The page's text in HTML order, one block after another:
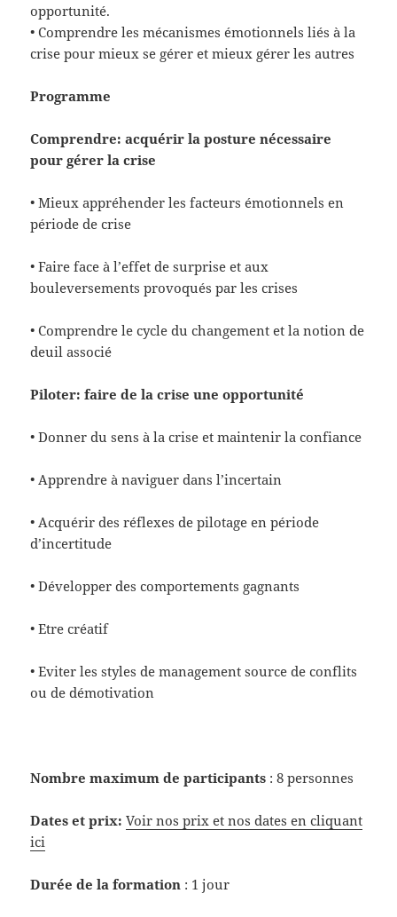
opportunité.
• Comprendre les mécanismes émotionnels liés à la
crise pour mieux se gérer et mieux gérer les autres
Programme
Comprendre: acquérir la posture nécessaire
pour gérer la crise
• Mieux appréhender les facteurs émotionnels en
période de crise
• Faire face à l’effet de surprise et aux
bouleversements provoqués par les crises
• Comprendre le cycle du changement et la notion de
deuil associé
Piloter: faire de la crise une opportunité
• Donner du sens à la crise et maintenir la confiance
• Apprendre à naviguer dans l’incertain
• Acquérir des réflexes de pilotage en période
d’incertitude
• Développer des comportements gagnants
• Etre créatif
• Eviter les styles de management source de conflits
ou de démotivation
Nombre maximum de participants : 8 personnes
Dates et prix:Voir nos prix et nos dates en cliquant
ici
Durée de la formation : 1 jour